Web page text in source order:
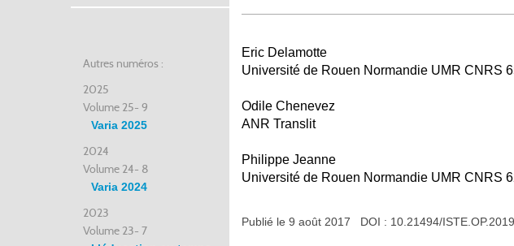
Autres numéros :
2025
Volume 25- 9
Varia 2025
2024
Volume 24- 8
Varia 2024
2023
Volume 23- 7
Eric Delamotte
Université de Rouen Normandie UMR CNRS
Odile Chenevez
ANR Translit
Philippe Jeanne
Université de Rouen Normandie UMR CNRS
Publié le 9 août 2017 DOI : 10.21494/